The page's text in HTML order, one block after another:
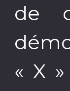
de
« X